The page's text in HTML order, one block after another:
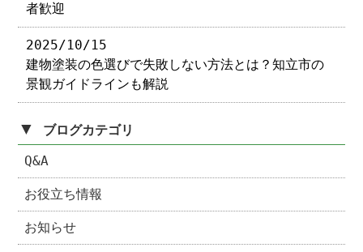
者歓迎
2025/10/15
建物塗装の色選びで失敗しない方法とは？知立市の
景観ガイドラインも解説
▼ ブログカテゴリ
Q&A
お役立ち情報
お知らせ